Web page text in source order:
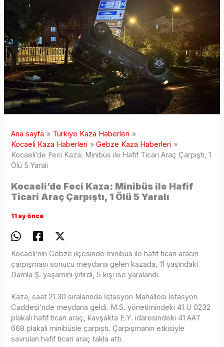
Ana sayfa
Türkiye Kaza Haberleri
Kocaeli Kaza Haberleri
Gebze Kaza Haberleri
Kocaeli’de Feci Kaza: Minibüs ile Hafif Ticari Araç Çarpıştı, 1
Ölü 5 Yaralı
Kocaeli’de Feci Kaza: Minibüs ile Hafif
Ticari Araç Çarpıştı, 1 Ölü 5 Yaralı
11 ay önce
Kocaeli’nin Gebze ilçesinde minibüs ile hafif ticari aracın
çarpışması sonucu meydana gelen kazada, 11 yaşındaki
Damla Ş. yaşamını yitirdi, 5 kişi ise yaralandı.
Kaza, saat 21.30 sıralarında İstasyon Mahallesi İstasyon
Caddesi’nde meydana geldi. M.S. yönetimindeki 41 U 0232
plakalı hafif ticari araç, kavşakta E.Y. idaresindeki 41 AAT
668 plakalı minibüsle çarpıştı. Çarpışmanın etkisiyle
savrulan hafif ticari araç takla attı.